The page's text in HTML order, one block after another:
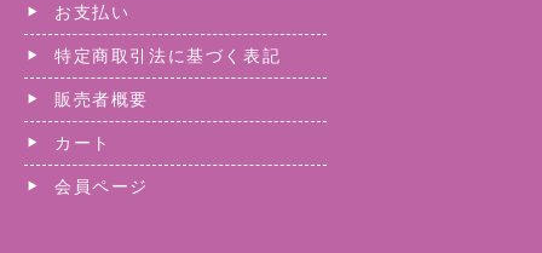
お支払い
特定商取引法に基づく表記
販売者概要
カート
会員ページ